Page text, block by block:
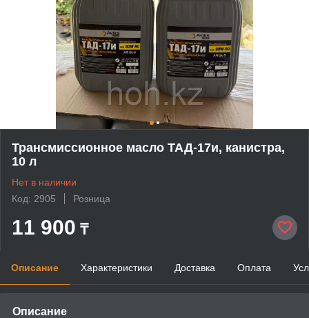
Трансмиссионное масло ТАД-17и, канистра,
10 л
Нет в наличии
Код: 2905
Розница
11 900 ₸
Описание Характеристики Доставка Оплата
Описание